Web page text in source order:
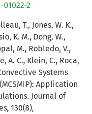
2
T., Jones, W. K.,
K. M., Dong, W.,
M., Robledo, V.,
A. C., Klein, C., Roca,
Systems
Application
Journal of
130(8),